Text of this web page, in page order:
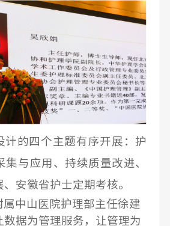
计的四个主题有序开展：护
集与应用、持续质量改进、
安徽省护士定期考核。
属中山医院护理部主任徐建
数据为管理服务，让管理为